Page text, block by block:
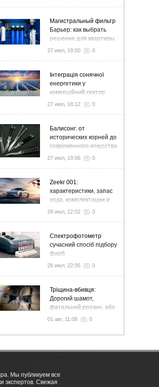
Магистральный фильтр
Барьер: как выбрать
решение для квартиры,
дома и коттеджа
27 июл, 18:00 0
Інтеграція сонячної
енергетики у
комерційний сектор:
стратегія розвитку та
27 июл, 18:12 0
Балисонг: от
исторических корней до
современного искусства
флиппинга
27 июл, 19:06 0
Zeekr 001:
характеристики, запас
хода, комплектации и
особенности
28 июл, 22:02 0
Спектрофотометр
сучасний спосіб підбору
фарб
28 июл, 22:05 0
Тріщина-вбивця:
Дорогий шамот,
фатальний розчин, або
як звичайний цемент
у спальню
01 авг, 11:08 0
Мы публикуем все
экспертов. Свежая